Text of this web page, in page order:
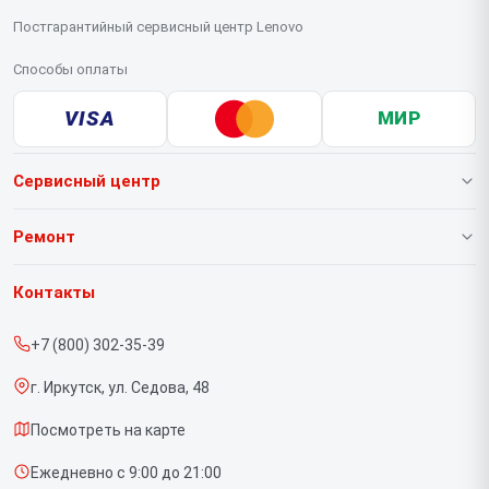
Постгарантийный сервисный центр Lenovo
Способы оплаты
VISA МИР
Сервисный центр
О нашем сервисе
Срочный ремонт
Доставка и способы оплаты
Диагностика
Контакты
Ремонт
Ноутбуков
Контакты
+7 (800) 302-35-39
г. Иркутск, ул. Седова, 48
Посмотреть на карте
Ежедневно с 9:00 до 21:00